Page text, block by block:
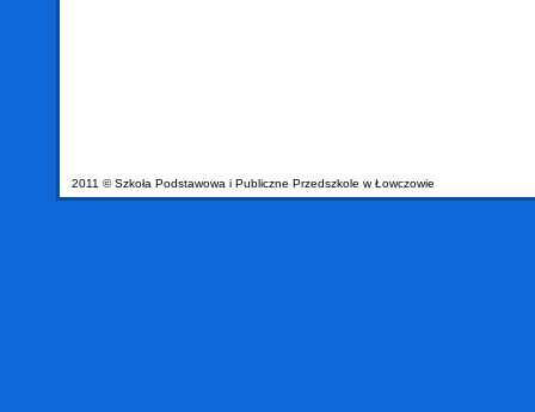
2011 © Szkoła Podstawowa i Publiczne Przedszkole w Łowczowie